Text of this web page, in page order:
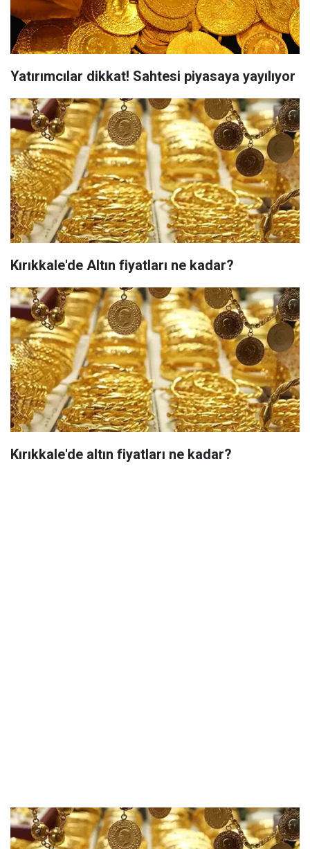
Yatırımcılar dikkat! Sahtesi piyasaya yayılıyor
Kırıkkale'de Altın fiyatları ne kadar?
Kırıkkale'de altın fiyatları ne kadar?